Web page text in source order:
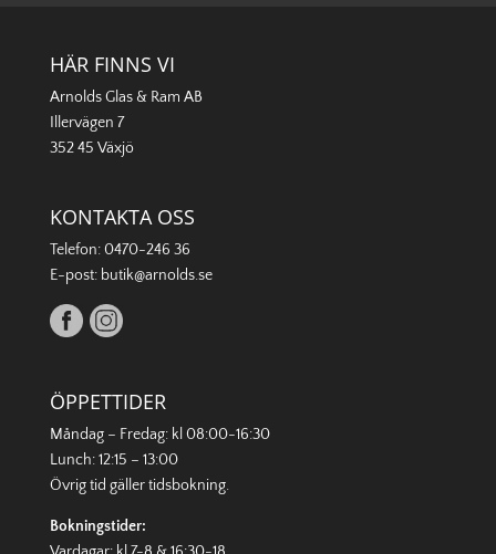
HÄR FINNS VI
Arnolds Glas & Ram AB
Illervägen 7
352 45 Växjö
KONTAKTA OSS
Telefon:0470-246 36
E-post: butik@arnolds.se
ÖPPETTIDER
Måndag – Fredag: kl 08:00-16:30
Lunch: 12:15 – 13:00
Övrig tid gällertidsbokning.
Bokningstider: